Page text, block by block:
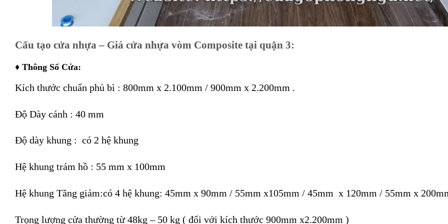
Cấu tạo cửa nhựa – Giá cửa nhựa vòm Composite tại quận 3:
♦ Thông Số Cửa:
Kích thước chuẩn phủ bì : 800mm x 2.100mm / 900mm x 2.200mm .
Độ Dày cánh : 40 mm
Độ dày khung : có 2 hệ khung
Hệ khung trám hồ : 55 mm x 100mm
Hệ khung Tăng giảm:có 4 hệ khung: 45mm x 90mm / 55mm x105mm / 45mm x 120mm / 55mm x
Trọng lượng cửa thường từ 48kg – 50 kg ( đối với kích thước 900mm x2.200mm )